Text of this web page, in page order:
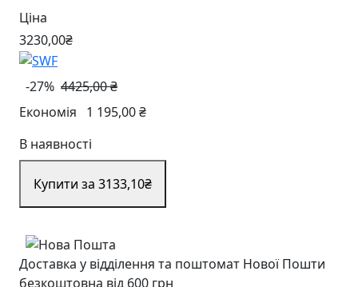
Ціна
3230,00₴
-27% 4425,00 ₴
Економія
1 195,00 ₴
В наявності
Купити за 3133,10₴
Доставка у відділення та поштомат Нової Пошти
безкоштовна від 600 грн